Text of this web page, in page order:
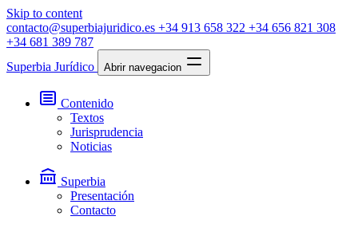
Skip to content
contacto@superbiajuridico.es +34 913 658 322 +34 656 821 308
+34 681 389 787
Superbia Jurídico
Abrir navegacion
Contenido
Textos
Jurisprudencia
Noticias
Superbia
Presentación
Contacto